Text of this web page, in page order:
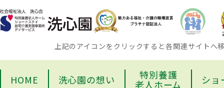
上記のアイコンをクリックすると各関連サイトへ
HOME 洗心園の想い 特別養護
老人ホーム ショ